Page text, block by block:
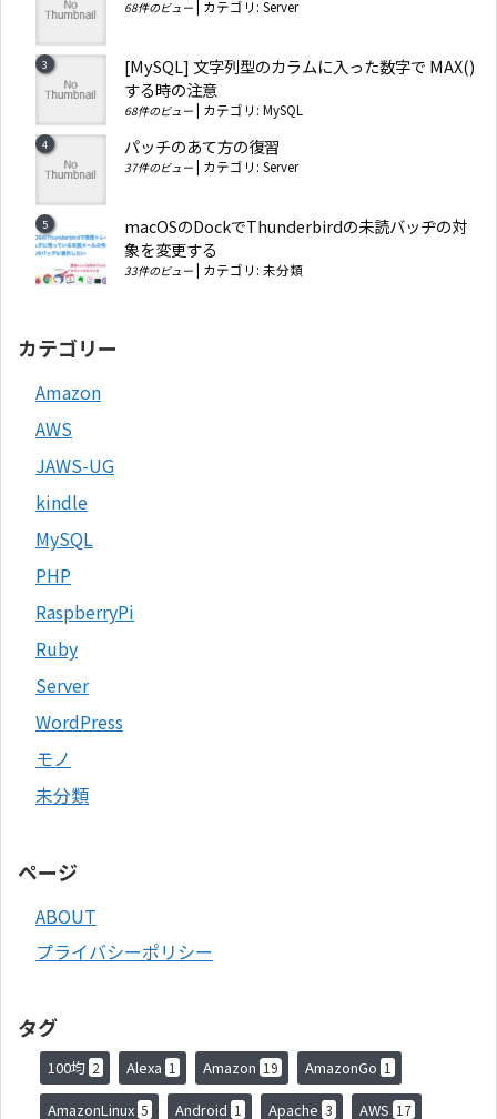
68件のビュー カテゴリ: Server
[MySQL] 文字列型のカラムに入った数字で MAX()
する時の注意
68件のビュー カテゴリ: MySQL
パッチのあて方の復習
37件のビュー カテゴリ: Server
macOSのDockでThunderbirdの未読バッヂの対
象を変更する
33件のビュー カテゴリ: 未分類
カテゴリー
Amazon
AWS
JAWS-UG
kindle
MySQL
PHP
RaspberryPi
Ruby
Server
WordPress
モノ
未分類
ページ
ABOUT
プライバシーポリシー
タグ
100均 2 Alexa 1 Amazon 19 AmazonGo 1
AmazonLinux 5 Android 1 Apache 3 AWS 17